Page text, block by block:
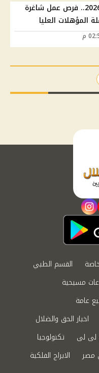
وظائف مصر للطيران 2026.. فرص عمل شاغرة
المؤهلات العليا
instagram
القسم الطبي
مسيحية
عامة
اخبار الحق والضلال
لى لى
تكنولوجيا
مصر
الابراج الفلكية